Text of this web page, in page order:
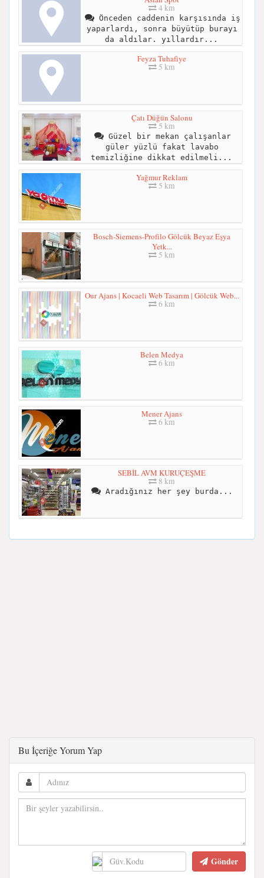
4 km
Önceden caddenin karşısında iş
yaparlardı, sonra büyütüp burayı
da aldılar. yıllardır...
Feyza Tuhafiye
5 km
Çatı Düğün Salonu
5 km
Güzel bir mekan çalışanlar
güler yüzlü fakat lavabo
temizliğine dikkat edilmeli...
Yağmur Reklam
5 km
Bosch-Siemens-Profilo Gölcük Beyaz Eşya
Yetk...
5 km
Our Ajans | Kocaeli Web Tasarım | Gölcük Web...
6 km
Belen Medya
6 km
Mener Ajans
6 km
SEBİL AVM KURUÇEŞME
8 km
Aradığınız her şey burda...
Bu İçeriğe Yorum Yap
Gönder